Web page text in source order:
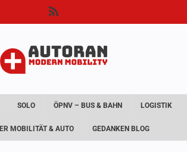
SOLO ÖPNV – BUS & BAHN LOGISTIK
MOBILITÄT & AUTO GEDANKEN BLOG